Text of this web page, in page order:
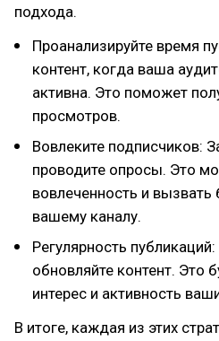
подхода.
Проанализируйте время
контент, когда ваша
активна. Это поможет
просмотров.
Вовлеките подписчиков:
проводите опросы. Это
вовлеченность и вызвать
вашему каналу.
Регулярность
обновляйте контент. Это
интерес и активность
В итоге, каждая из этих